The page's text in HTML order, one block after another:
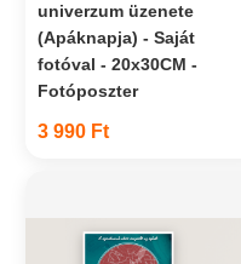
univerzum üzenete
(Apáknapja) - Saját
fotóval - 20x30CM -
Fotóposzter
3 990 Ft